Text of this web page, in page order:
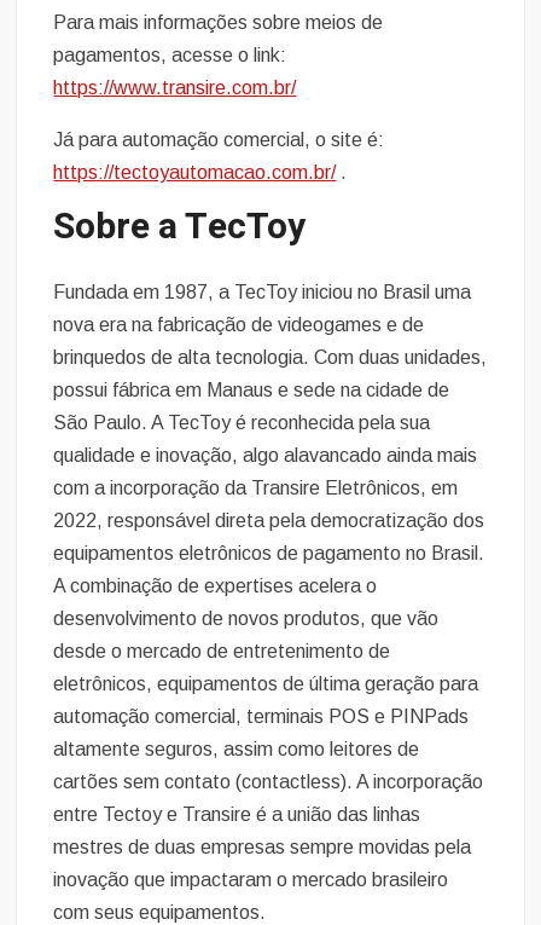
Para mais informações sobre meios de
pagamentos, acesse o link:
https://www.transire.com.br/
Já para automação comercial, o site é:
https://tectoyautomacao.com.br/.
Sobre a TecToy
Fundada em 1987, a TecToy iniciou no Brasil uma
nova era na fabricação de videogames e de
brinquedos de alta tecnologia. Com duas unidades,
possui fábrica em Manaus e sede na cidade de
São Paulo. A TecToy é reconhecida pela sua
qualidade e inovação, algo alavancado ainda mais
com a incorporação da Transire Eletrônicos, em
2022, responsável direta pela democratização dos
equipamentos eletrônicos de pagamento no Brasil.
A combinação de expertises acelera o
desenvolvimento de novos produtos, que vão
desde o mercado de entretenimento de
eletrônicos, equipamentos de última geração para
automação comercial, terminais POS e PINPads
altamente seguros, assim como leitores de
cartões sem contato (contactless). A incorporação
entre Tectoy e Transire é a união das linhas
mestres de duas empresas sempre movidas pela
inovação que impactaram o mercado brasileiro
com seus equipamentos.